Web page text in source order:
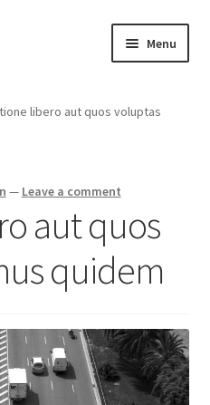
Menu
libero aut quos voluptas
— Leave a comment
aut quos
quidem